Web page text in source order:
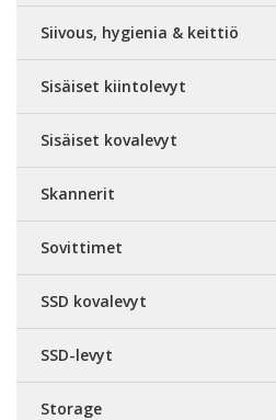
Siivous, hygienia & keittiö
Sisäiset kiintolevyt
Sisäiset kovalevyt
Skannerit
Sovittimet
SSD kovalevyt
SSD-levyt
Storage